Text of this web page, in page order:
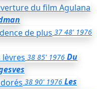
37 48' 1976
38 85' 1976 Du
38 90' 1976 Les